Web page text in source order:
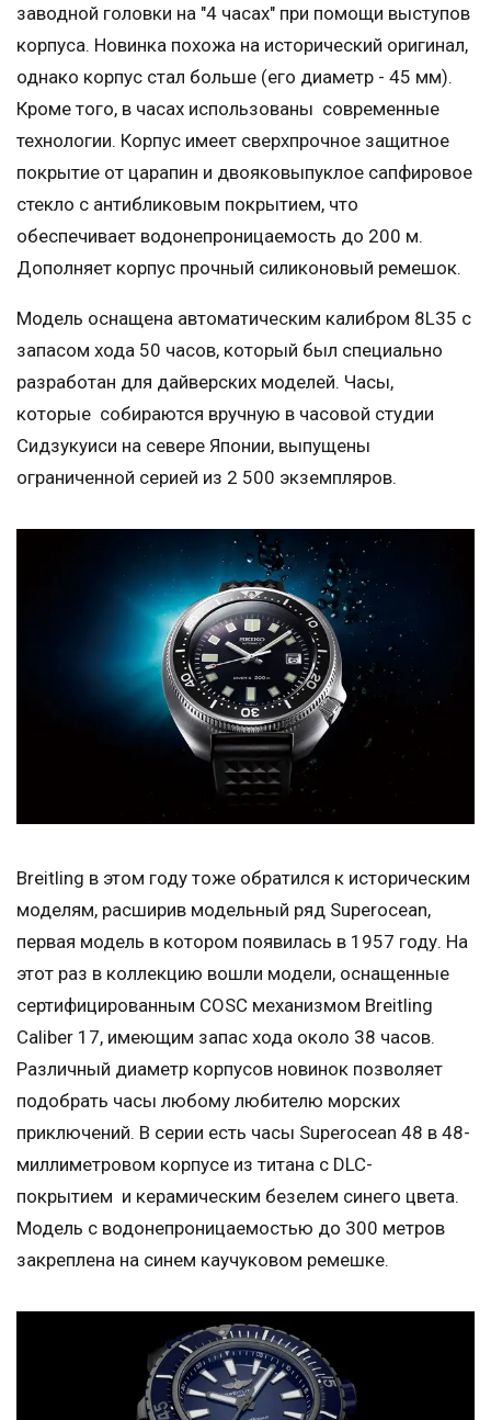
заводной головки на "4 часах" при помощи выступов
корпуса. Новинка похожа на исторический оригинал,
однако корпус стал больше (его диаметр - 45 мм).
Кроме того, в часах использованы современные
технологии. Корпус имеет сверхпрочное защитное
покрытие от царапин и двояковыпуклое сапфировое
стекло с антибликовым покрытием, что
обеспечивает водонепроницаемость до 200 м.
Дополняет корпус прочный силиконовый ремешок.
Модель оснащена автоматическим калибром 8L35 с
запасом хода 50 часов, который был специально
разработан для дайверских моделей. Часы,
которые собираются вручную в часовой студии
Сидзукуиси на севере Японии, выпущены
ограниченной серией из 2 500 экземпляров.
Breitling в этом году тоже обратился к историческим
моделям, расширив модельный ряд Superocean,
первая модель в котором появилась в 1957 году. На
этот раз в коллекцию вошли модели, оснащенные
сертифицированным COSC механизмом Breitling
Caliber 17, имеющим запас хода около 38 часов.
Различный диаметр корпусов новинок позволяет
подобрать часы любому любителю морских
приключений. В серии есть часы Superocean 48 в 48-
миллиметровом корпусе из титана с DLC-
покрытием и керамическим безелем синего цвета.
Модель с водонепроницаемостью до 300 метров
закреплена на синем каучуковом ремешке.